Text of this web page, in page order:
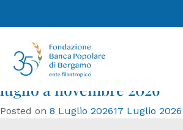
Bergamo celebra 35 anni.
edizione di “Comunità in
luglio a novembre 2026
Posted on 8 Luglio 202617 Luglio 2026